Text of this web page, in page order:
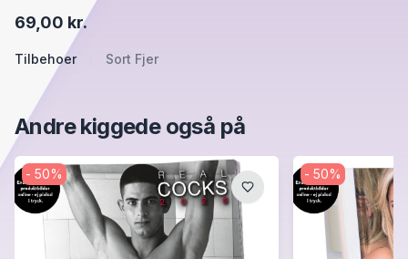
Tilbehoer Sort Fjer
69,00 kr.
Andre kiggede også på
- 50% - 50%